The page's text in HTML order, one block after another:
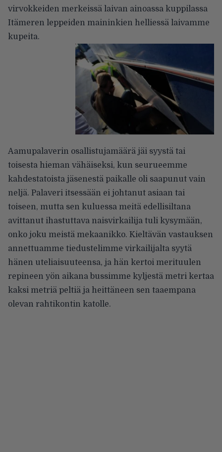
virvokkeiden merkeissä laivan ainoassa kuppilassa
Itämeren leppeiden maininkien helliessä laivamme
kupeita.
Aamupalaverin osallistujamäärä jäi syystä tai
toisesta hieman vähäiseksi, kun seurueemme
kahdestatoista jäsenestä paikalle oli saapunut vain
neljä. Palaveri itsessään ei johtanut asiaan tai
toiseen, mutta sen kuluessa meitä edellisiltana
avittanut ihastuttava naisvirkailija tuli kysymään,
onko joku meistä mekaanikko. Kieltävän vastauksen
annettuamme tiedustelimme virkailijalta syytä
hänen uteliaisuuteensa, ja hän kertoi merituulen
repineen yön aikana bussimme kyljestä metri kertaa
kaksi metriä peltiä ja heittäneen sen taaempana
olevan rahtikontin katolle.